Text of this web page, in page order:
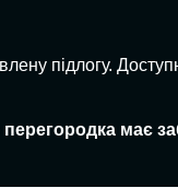
підлогу.
має